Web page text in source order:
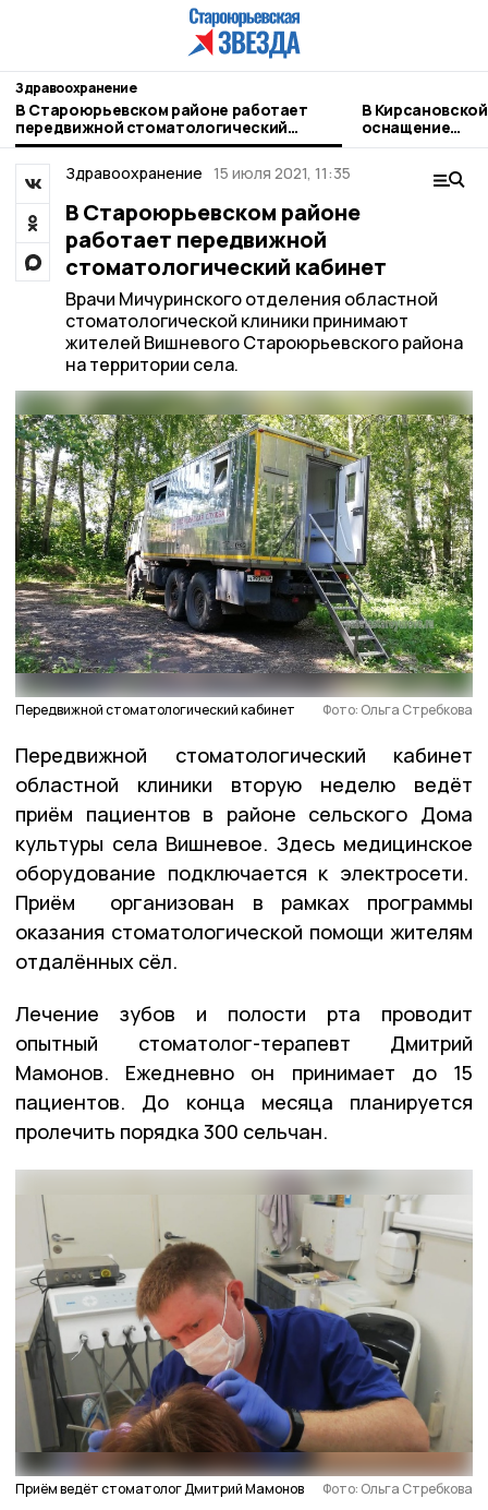
Здравоохранение
В Староюрьевском районе работает
передвижной стоматологический
кабинет
В
оснащение
Здравоохранение 15 июля 2021, 11:35
В Староюрьевском районе
работает передвижной
стоматологический кабинет
Врачи Мичуринского отделения областной
стоматологической клиники принимают
жителей Вишневого Староюрьевского района
на территории села.
Передвижной стоматологический кабинет Фото: Ольга Стребкова
Передвижной стоматологический кабинет
областной клиники вторую неделю ведёт
приём пациентов в районе сельского Дома
культуры села Вишневое. Здесь медицинское
оборудование подключается к электросети.
Приём организован в рамках программы
оказания стоматологической помощи жителям
отдалённых сёл.
Лечение зубов и полости рта проводит
опытный стоматолог-терапевт Дмитрий
Мамонов. Ежедневно он принимает до 15
пациентов. До конца месяца планируется
пролечить порядка 300 сельчан.
Приём ведёт стоматолог Дмитрий Мамонов Фото: Ольга Стребкова